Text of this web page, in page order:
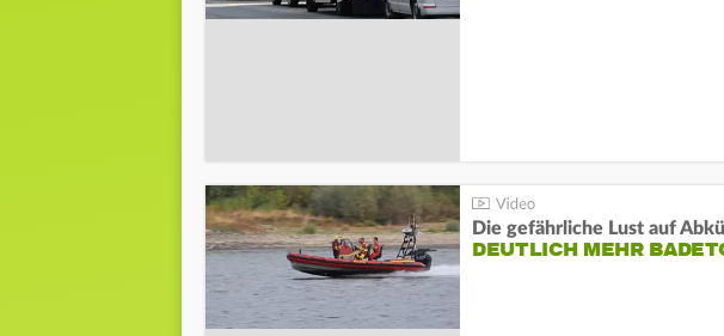
Die gefährliche Lust auf
DEUTLICH MEHR